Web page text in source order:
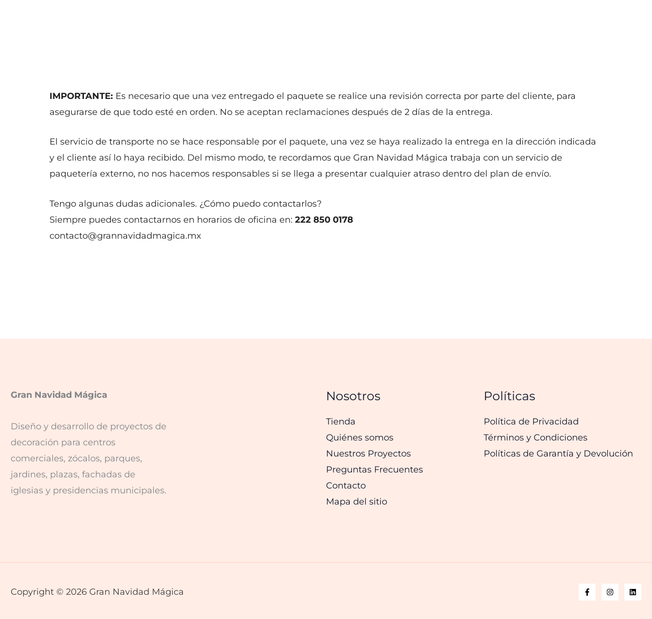
IMPORTANTE: Es necesario que una vez entregado el paquete se realice una revisión correcta por parte del cliente, para
asegurarse de que todo esté en orden. No se aceptan reclamaciones después de 2 días de la entrega.
El servicio de transporte no se hace responsable por el paquete, una vez se haya realizado la entrega en la dirección indicada
y el cliente así lo haya recibido. Del mismo modo, te recordamos que Gran Navidad Mágica trabaja con un servicio de
paquetería externo, no nos hacemos responsables si se llega a presentar cualquier atraso dentro del plan de envío.
Tengo algunas dudas adicionales. ¿Cómo puedo contactarlos?
Siempre puedes contactarnos en horarios de oficina en: 222 850 0178
contacto@grannavidadmagica.mx
Gran Navidad Mágica
Diseño y desarrollo de proyectos de
decoración para centros
comerciales, zócalos, parques,
jardines, plazas, fachadas de
iglesias y presidencias municipales.
Nosotros
Tienda
Quiénes somos
Nuestros Proyectos
Preguntas Frecuentes
Contacto
Mapa del sitio
Políticas
Política de Privacidad
Términos y Condiciones
Políticas de Garantía y Devolución
Copyright © 2026 Gran Navidad Mágica